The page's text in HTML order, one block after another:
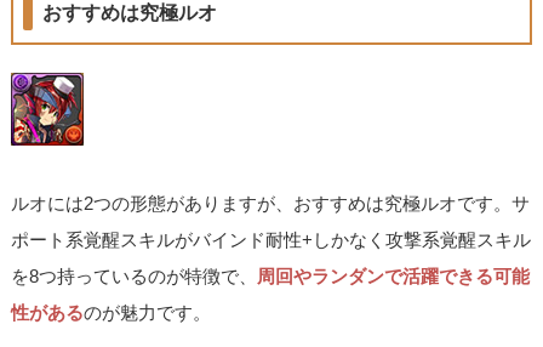
おすすめは究極ルオ
ルオには2つの形態がありますが、おすすめは究極ルオです。サ
ポート系覚醒スキルがバインド耐性+しかなく攻撃系覚醒スキル
を8つ持っているのが特徴で、 周回やランダンで活躍できる可能
性があるのが魅力です。